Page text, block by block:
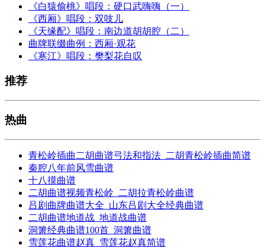
《白猿偷桃》唱段：硬口武嗨嗨（一）
《西厢》唱段：双吱儿
《天缘配》唱段：南边道胡胡腔（二）
曲牌联缀曲例：西厢·观花
《寒江》唱段：樊梨花自叹
推荐
热曲
青松岭插曲二胡曲谱弓法和指法_二胡青松岭插曲简谱
秦腔八年前风雪曲谱
十八摸曲谱
二胡曲谱视频青松岭_二胡拉青松岭曲谱
吕剧曲牌曲谱大全_山东吕剧大全经典曲谱
二胡曲谱地道战_地道战曲谱
洞箫经典曲谱100首_洞箫曲谱
雪莲花曲谱赵真_雪莲花赵真简谱